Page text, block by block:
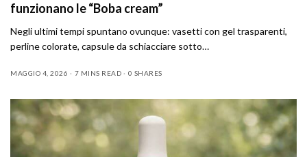
funzionano le “Boba cream”
Negli ultimi tempi spuntano ovunque: vasetti con gel trasparenti,
perline colorate, capsule da schiacciare sotto…
MAGGIO 4, 2026 7 MINS READ 0 SHARES